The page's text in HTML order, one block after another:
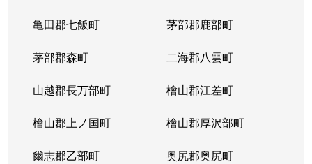
亀田郡七飯町 茅部郡鹿部町
茅部郡森町 二海郡八雲町
山越郡長万部町 檜山郡江差町
檜山郡上ノ国町 檜山郡厚沢部町
爾志郡乙部町 奥尻郡奥尻町